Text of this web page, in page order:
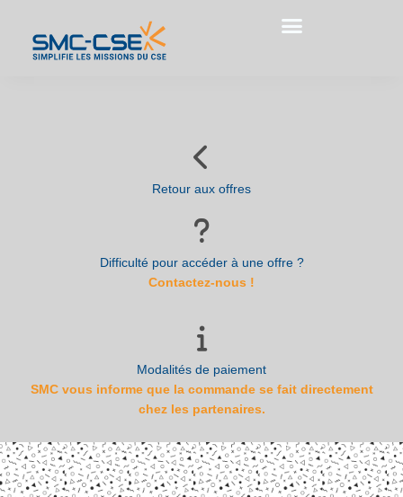
contenu
Retour aux offres
Difficulté pour accéder à une offre ?
Contactez-nous !
Modalités de paiement
SMC vous informe que la commande se fait directement
chez les partenaires.